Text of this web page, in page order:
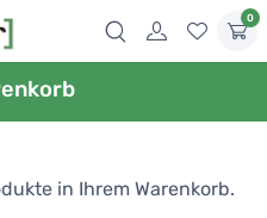
0
in Ihrem Warenkorb.